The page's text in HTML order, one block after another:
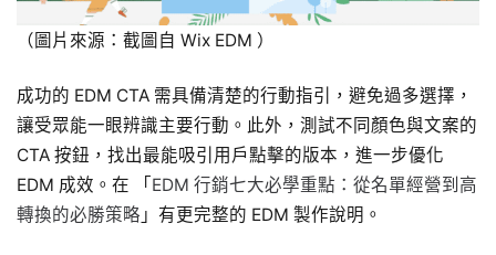
（圖片來源：截圖自 Wix EDM ）
成功的 EDM CTA 需具備清楚的行動指引，避免過多選擇，
讓受眾能一眼辨識主要行動。此外，測試不同顏色與文案的
CTA 按鈕，找出最能吸引用戶點擊的版本，進一步優化
EDM 成效。在 「 EDM 行銷七大必學重點：從名單經營到高
轉換的必勝策略 」有更完整的 EDM 製作說明。